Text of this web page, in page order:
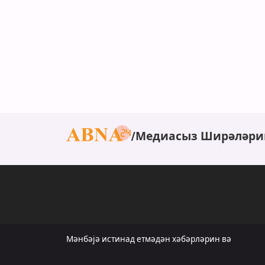
Медиасыз
Мәнбәјә истинад етмәдән хәбәрләрин вә